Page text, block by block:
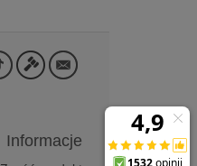
Informacje